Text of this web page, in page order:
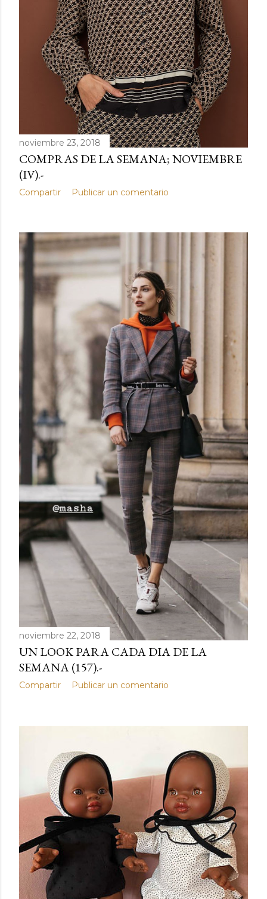
noviembre 23, 2018
COMPRAS DE LA SEMANA; NOVIEMBRE
(IV).-
Compartir Publicar un comentario
noviembre 22, 2018
UN LOOK PARA CADA DIA DE LA
SEMANA (157).-
Compartir Publicar un comentario